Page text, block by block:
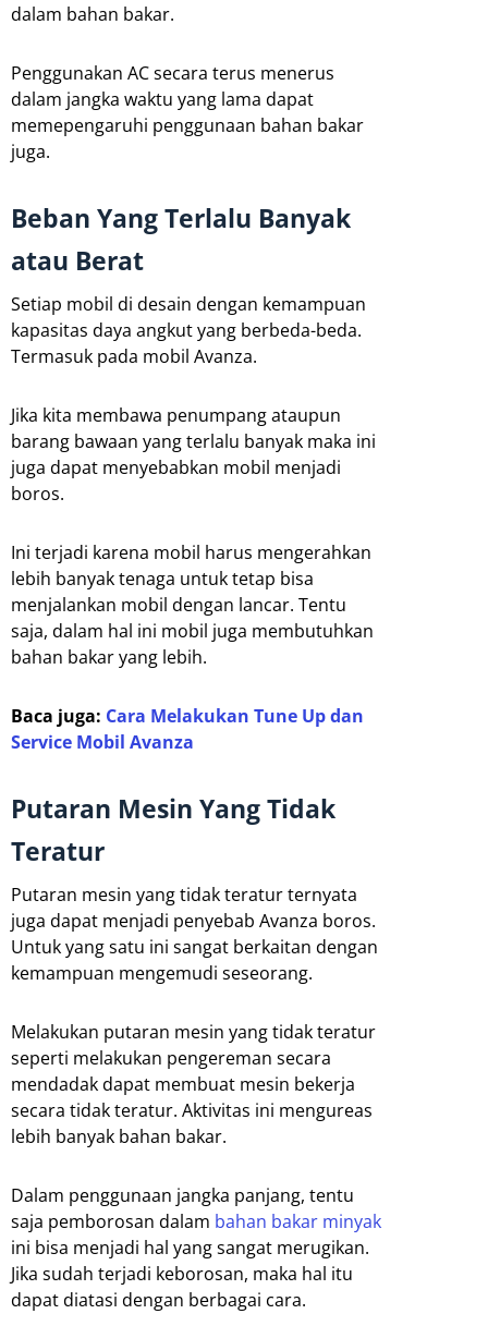
dalam bahan bakar.
Penggunakan AC secara terus menerus
dalam jangka waktu yang lama dapat
memepengaruhi penggunaan bahan bakar
juga.
Beban Yang Terlalu Banyak
atau Berat
Setiap mobil di desain dengan kemampuan
kapasitas daya angkut yang berbeda-beda.
Termasuk pada mobil Avanza.
Jika kita membawa penumpang ataupun
barang bawaan yang terlalu banyak maka ini
juga dapat menyebabkan mobil menjadi
boros.
Ini terjadi karena mobil harus mengerahkan
lebih banyak tenaga untuk tetap bisa
menjalankan mobil dengan lancar. Tentu
saja, dalam hal ini mobil juga membutuhkan
bahan bakar yang lebih.
Baca juga: Cara Melakukan Tune Up dan
Service Mobil Avanza
Putaran Mesin Yang Tidak
Teratur
Putaran mesin yang tidak teratur ternyata
juga dapat menjadi penyebab Avanza boros.
Untuk yang satu ini sangat berkaitan dengan
kemampuan mengemudi seseorang.
Melakukan putaran mesin yang tidak teratur
seperti melakukan pengereman secara
mendadak dapat membuat mesin bekerja
secara tidak teratur. Aktivitas ini mengureas
lebih banyak bahan bakar.
Dalam penggunaan jangka panjang, tentu
saja pemborosan dalam bahan bakar minyak
ini bisa menjadi hal yang sangat merugikan.
Jika sudah terjadi keborosan, maka hal itu
dapat diatasi dengan berbagai cara.